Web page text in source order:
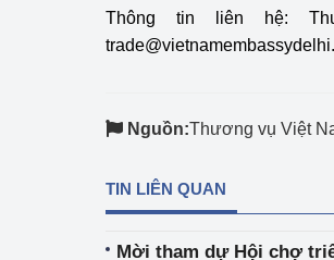
Thông tin liên hệ:
Nguồn:Thương vụ Việt
TIN LIÊN QUAN
Mời tham dự Hội chợ